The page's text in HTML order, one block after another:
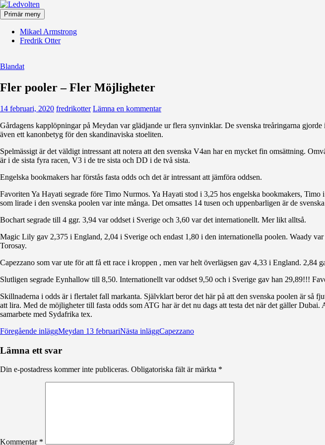
Hoppa
till
innehåll
Ledvolten
Primär meny
Mikael Armstrong
Fredrik Otter
Blandat
Fler pooler – Fler Möjligheter
14 februari, 2020 fredrikotter Lämna en kommentar
Gårdagens kapplöpningar på Meydan var glädjande ur flera synvinklar. De svenska treåringarna
även ett kanonbetyg för den skandinaviska stoeliten.
Spelmässigt är det väldigt intressant att notera att den svenska V4an har en mycket fin omsättning.
är i de sista fyra racen, V3 i de tre sista och DD i de två sista.
Engelska bookmakers har förstås fasta odds och det är intressant att jämföra oddsen.
Favoriten Ya Hayati segrade före Timo Nurmos. Ya Hayati stod i 3,25 hos engelska bookmakers,
som lirade i den svenska poolen var inte många. Det omsattes 14 tusen och uppenbarligen är de
Bochart segrade till 4 ggr. 3,94 var oddset i Sverige och 3,60 var det internationellt. Mer likt alltså.
Magic Lily gav 2,375 i England, 2,04 i Sverige och endast 1,80 i den internationella poolen. Waady
Torosay.
Capezzano som var ute för att få ett race i kroppen , men var helt överlägsen gav 4,33 i England. 2,84
Slutligen segrade Eynhallow till 8,50. Internationellt var oddset 9,50 och i Sverige gav han 29,89!!!
Skillnaderna i odds är i flertalet fall markanta. Självklart beror det här på att den svenska poolen är så
att lira. Med de möjligheter till fasta odds som ATG har är det nu dags att testa det när det gäller
samarbete med Sydafrika tex.
Inläggsnavigering
Föregående inläggMeydan 13 februariNästa inläggCapezzano
Lämna ett svar
Din e-postadress kommer inte publiceras. Obligatoriska fält är märkta *
Kommentar *